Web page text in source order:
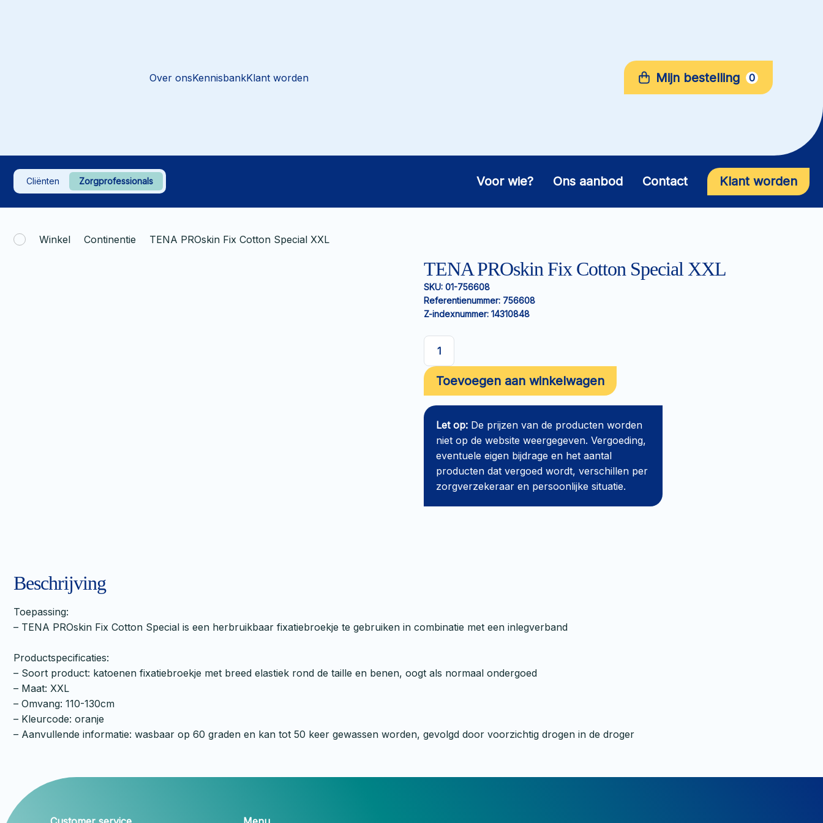
Over onsKennisbankKlant worden Mijn bestelling 0
Cliënten Zorgprofessionals Voor wie? Ons aanbod Contact Klant worden
Winkel Continentie TENA PROskin Fix Cotton Special XXL
TENA PROskin Fix Cotton Special XXL
SKU: 01-756608
Referentienummer: 756608
Z-indexnummer: 14310848
TENA
PROskin
Cotton
Special
XXL
Toevoegen aan winkelwagen
Let op: De prijzen van de producten worden
niet op de website weergegeven. Vergoeding,
eventuele eigen bijdrage en het aantal
producten dat vergoed wordt, verschillen per
zorgverzekeraar en persoonlijke situatie.
Beschrijving
Toepassing:
– TENA PROskin Fix Cotton Special is een herbruikbaar fixatiebroekje te gebruiken in combinatie met een inlegverband
Productspecificaties:
– Soort product: katoenen fixatiebroekje met breed elastiek rond de taille en benen, oogt als normaal ondergoed
– Maat: XXL
– Omvang: 110-130cm
– Kleurcode: oranje
– Aanvullende informatie: wasbaar op 60 graden en kan tot 50 keer gewassen worden, gevolgd door voorzichtig drogen in de droger